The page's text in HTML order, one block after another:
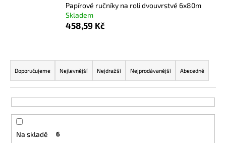
Papírové ručníky na roli dvouvrstvé 6x80m
Skladem
458,59 Kč
Ř
a
z
e
n
Doporučujeme Nejlevnější Nejdražší Nejprodávanější Abecedně
Na skladě 6
D
o
p
o